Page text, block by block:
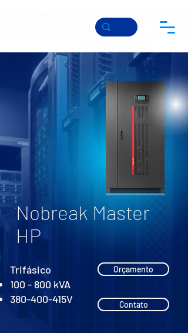
Nobreak Master
HP
Trifásico
100 - 800 kVA
380-400-415V
Orçamento
Contato